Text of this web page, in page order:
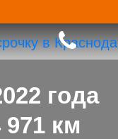
года
км